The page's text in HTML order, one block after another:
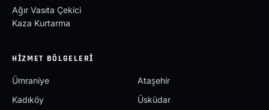
Ağır Vasıta Çekici
Kaza Kurtarma
HIZMET BÖLGELERI
Ümraniye
Ataşehir
Kadıköy
Üsküdar